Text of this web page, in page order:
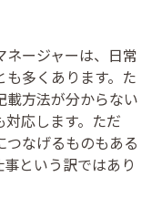
ージャーは、日常
多くあります。た
載方法が分からない
応します。ただ
つなげるものもある
という訳ではあり